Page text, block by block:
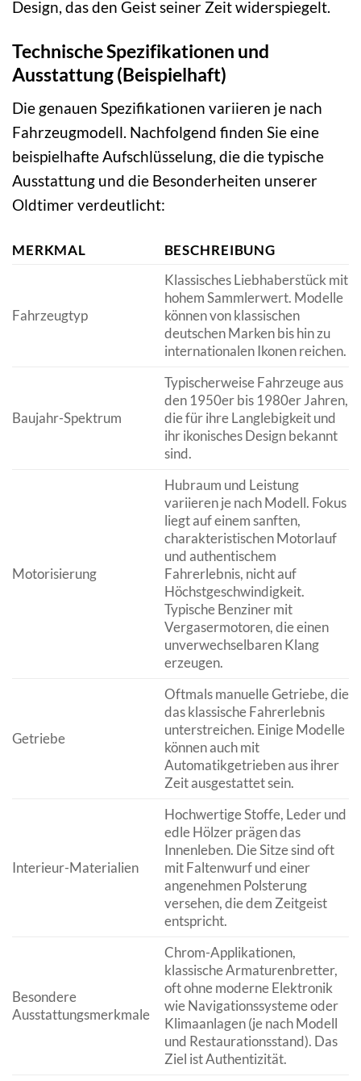
Design, das den Geist seiner Zeit widerspiegelt.
Technische Spezifikationen und
Ausstattung (Beispielhaft)
Die genauen Spezifikationen variieren je nach
Fahrzeugmodell. Nachfolgend finden Sie eine
beispielhafte Aufschlüsselung, die die typische
Ausstattung und die Besonderheiten unserer
Oldtimer verdeutlicht:
MERKMAL BESCHREIBUNG
Fahrzeugtyp
Klassisches Liebhaberstück mit
hohem Sammlerwert. Modelle
können von klassischen
deutschen Marken bis hin zu
internationalen Ikonen reichen.
Baujahr-Spektrum
Typischerweise Fahrzeuge aus
den 1950er bis 1980er Jahren,
die für ihre Langlebigkeit und
ihr ikonisches Design bekannt
sind.
Motorisierung
Hubraum und Leistung
variieren je nach Modell. Fokus
liegt auf einem sanften,
charakteristischen Motorlauf
und authentischem
Fahrerlebnis, nicht auf
Höchstgeschwindigkeit.
Typische Benziner mit
Vergasermotoren, die einen
unverwechselbaren Klang
erzeugen.
Getriebe
Oftmals manuelle Getriebe, die
das klassische Fahrerlebnis
unterstreichen. Einige Modelle
können auch mit
Automatikgetrieben aus ihrer
Zeit ausgestattet sein.
Interieur-Materialien
Hochwertige Stoffe, Leder und
edle Hölzer prägen das
Innenleben. Die Sitze sind oft
mit Faltenwurf und einer
angenehmen Polsterung
versehen, die dem Zeitgeist
entspricht.
Besondere
Ausstattungsmerkmale
Chrom-Applikationen,
klassische Armaturenbretter,
oft ohne moderne Elektronik
wie Navigationssysteme oder
Klimaanlagen (je nach Modell
und Restaurationsstand). Das
Ziel ist Authentizität.